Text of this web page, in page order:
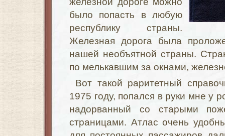
было попасть в любую
республику страны.
Железная дорога была
нашей необъятной страны.
по мелькавшим за окнами,
Вот такой раритетный
1975 году, попался в руки мне у
надорванный со старыми
страницами. Атлас очень